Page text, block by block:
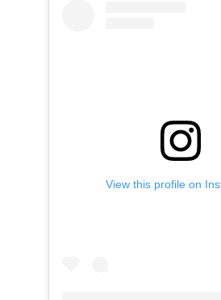
View this profile on